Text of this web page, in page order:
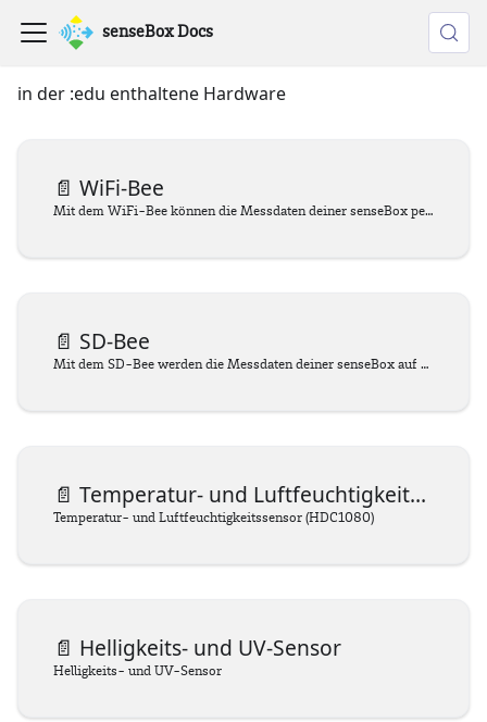
senseBox Docs
in der :edu enthaltene Hardware
📄️ WiFi-Bee
Mit dem WiFi-Bee können die Messdaten deiner senseBox per WLAN übertragen werden.
📄️ SD-Bee
Mit dem SD-Bee werden die Messdaten deiner senseBox auf SD-Karte gespeichert.
📄️ Temperatur- und Luftfeuchtigkeitssensor
Temperatur- und Luftfeuchtigkeitssensor (HDC1080)
📄️ Helligkeits- und UV-Sensor
Helligkeits- und UV-Sensor